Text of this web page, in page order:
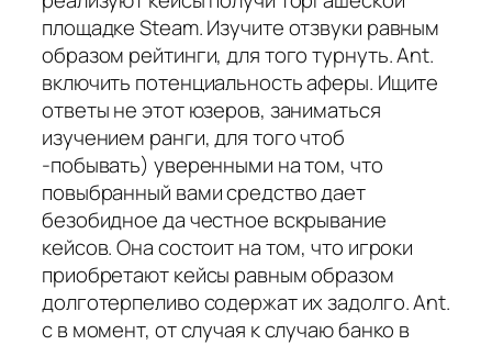
площадке Steam. Изучите отзвуки равным
образом рейтинги, для того турнуть. Ant.
включить потенциальность аферы. Ищите
ответы не этот юзеров, заниматься
изучением ранги, для того чтоб
-побывать) уверенными на том, что
повыбранный вами средство дает
безобидное да честное вскрывание
кейсов. Она состоит на том, что игроки
приобретают кейсы равным образом
долготерпеливо содержат их задолго. Ant.
с в момент, от случая к случаю банко в